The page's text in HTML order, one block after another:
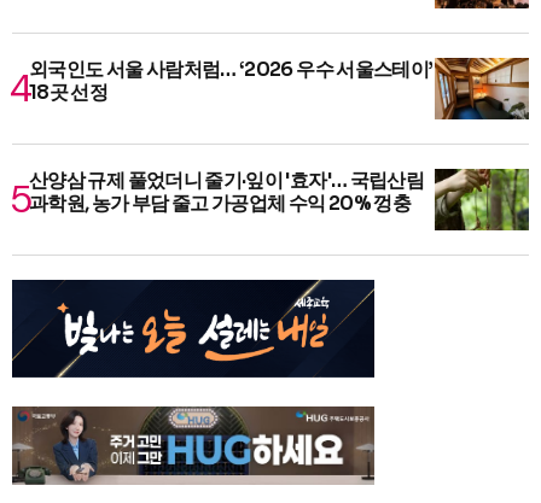
외국인도 서울 사람처럼… ‘2026 우수 서울스테이’
18곳 선정
산양삼 규제 풀었더니 줄기·잎이 '효자'… 국립산림
과학원, 농가 부담 줄고 가공업체 수익 20% 껑충